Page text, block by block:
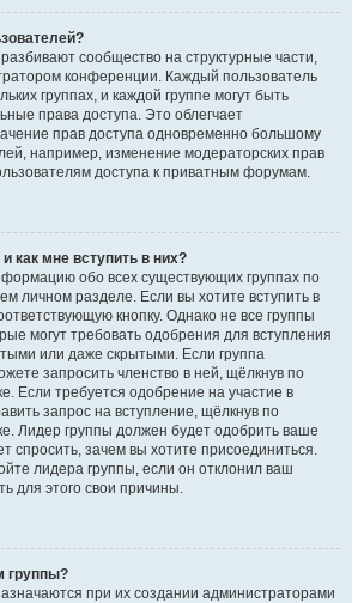
сообщество на структурные части,
конференции. Каждый пользователь
группах, и каждой группе могут быть
права доступа. Это облегчает
прав доступа одновременно большому
например, изменение модераторских прав
доступа к приватным форумам.
как мне вступить в них?
обо всех существующих группах по
личном разделе. Если вы хотите вступить в
кнопку. Однако не все группы
могут требовать одобрения для вступления
или даже скрытыми. Если группа
запросить членство в ней, щёлкнув по
Если требуется одобрение на участие в
запрос на вступление, щёлкнув по
Лидер группы должен будет одобрить ваше
спросить, зачем вы хотите присоединиться.
лидера группы, если он отклонил ваш
для этого свои причины.
группы?
при их создании администраторами